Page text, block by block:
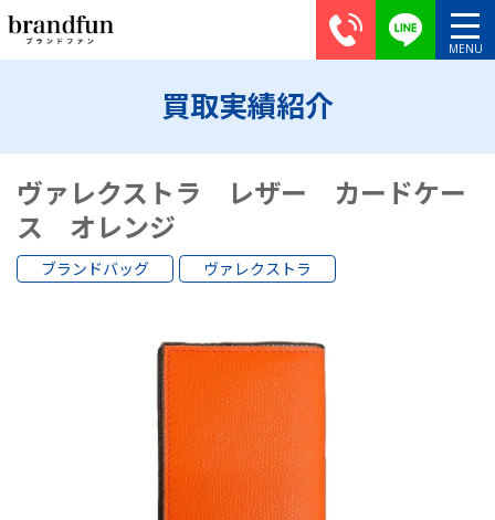
買取実績紹介
ヴァレクストラ レザー カードケー
ス オレンジ
ブランドバッグ ヴァレクストラ